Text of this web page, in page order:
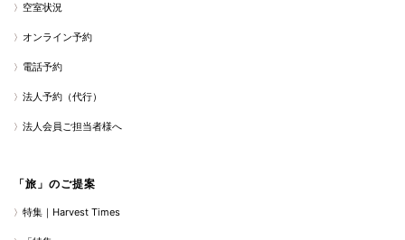
空室状況
オンライン予約
電話予約
法人予約（代行）
法人会員ご担当者様へ
「旅」のご提案
特集｜Harvest Times